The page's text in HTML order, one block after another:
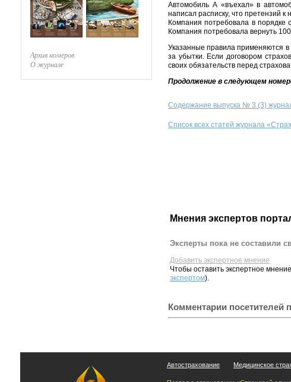
Архив номеров
О журнале
Автомобиль А «въехал» в
написал расписку, что претензий
Компания потребовала в порядке
Компания потребовала вернуть
Указанные правила применяются в
за убытки. Если договором
своих обязательств перед
Продолжение в следующем
Содержание выпуска № 3 (3)
Список всех статей журнала
Мнения экспертов
Эксперты пока не составили
Добавить экспертное мнение
Чтобы оставить экспертное
экспертом).
Комментарии посетителей
Автострахование Медицинское